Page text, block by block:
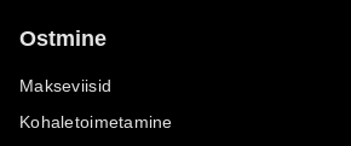
Ostmine
Makseviisid
Kohaletoimetamine